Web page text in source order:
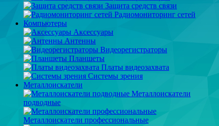
Защита средств связи
Радиомониторинг сетей
Компьютеры
Аксессуары
Антенны
Видеорегистраторы
Планшеты
Платы видеозахвата
Системы зрения
Металлоискатели
Металлоискатели
подводные
Металлоискатели профессиональные